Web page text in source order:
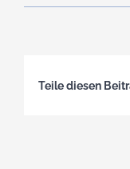
Teile diesen